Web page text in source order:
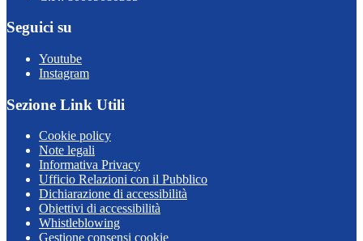
Seguici su
Youtube
Instagram
Sezione Link Utili
Cookie policy
Note legali
Informativa Privacy
Ufficio Relazioni con il Pubblico
Dichiarazione di accessibilità
Obiettivi di accessibilità
Whistleblowing
Gestione consensi cookie